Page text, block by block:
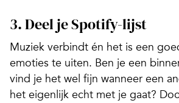
3. Deel je Spotify-lijst
Muziek verbindt én het is een
emoties te uiten. Ben je een
vind je het wel fijn wanneer een
het eigenlijk echt met je gaat?